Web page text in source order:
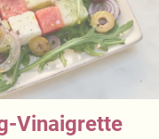
Vinaigrette